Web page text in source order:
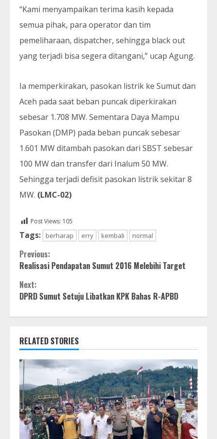
“Kami menyampaikan terima kasih kepada
semua pihak, para operator dan tim
pemeliharaan, dispatcher, sehingga black out
yang terjadi bisa segera ditangani,” ucap Agung.
Ia memperkirakan, pasokan listrik ke Sumut dan
Aceh pada saat beban puncak diperkirakan
sebesar 1.708 MW. Sementara Daya Mampu
Pasokan (DMP) pada beban puncak sebesar
1.601 MW ditambah pasokan dari SBST sebesar
100 MW dan transfer dari Inalum 50 MW.
Sehingga terjadi defisit pasokan listrik sekitar 8
MW. (LMC-02)
Post Views: 105
Tags: berharap erry kembali normal
Continue
Reading
Previous:
Realisasi Pendapatan Sumut 2016 Melebihi Target
Next:
DPRD Sumut Setuju Libatkan KPK Bahas R-APBD
RELATED STORIES